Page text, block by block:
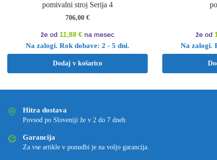
pomivalni stroj Serija 4
706,00 €
že od 11,88 € na mesec
Na zalogi. Rok dobave: 2 - 5 dni.
Dodaj v košarico
že od
Na zalogi.
Hitra dostava
Povsod po Sloveniji že v 2 do 7 dneh
Garancija
Za vse artikle v ponudbi je na voljo garancija.